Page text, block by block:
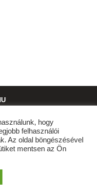
hogy
felhasználói
Az oldal böngészésével
mentsen az Ön